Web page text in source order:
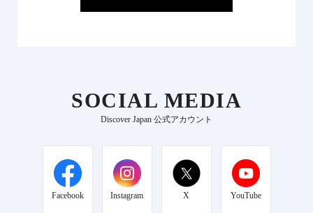
SOCIAL MEDIA
Discover Japan 公式アカウント
Facebook Instagram X YouTube